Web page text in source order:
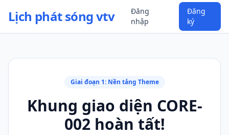
Lịch phát sóng vtv
Đăng
nhập
Đăng
ký
Giai đoạn 1: Nền tảng Theme
Khung giao diện CORE-
002 hoàn tất!